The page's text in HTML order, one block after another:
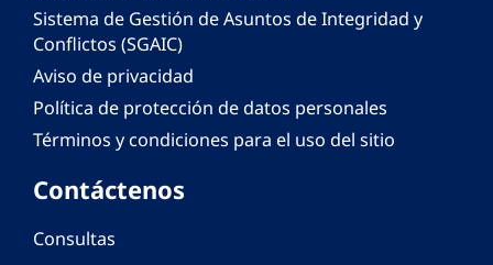
Sistema de Gestión de Asuntos de Integridad y
Conflictos (SGAIC)
Aviso de privacidad
Política de protección de datos personales
Términos y condiciones para el uso del sitio
Contáctenos
Consultas